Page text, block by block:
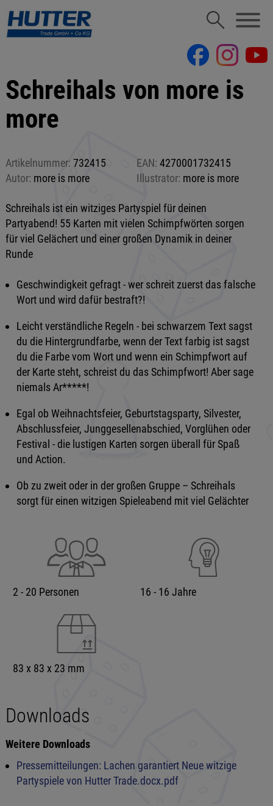
Schreihals von more is
more
Artikelnummer: 732415 EAN: 4270001732415
Autor: more is more Illustrator: more is more
Schreihals ist ein witziges Partyspiel für deinen
Partyabend! 55 Karten mit vielen Schimpfwörten sorgen
für viel Gelächert und einer großen Dynamik in deiner
Runde
Geschwindigkeit gefragt - wer schreit zuerst das falsche
Wort und wird dafür bestraft?!
Leicht verständliche Regeln - bei schwarzem Text sagst
du die Hintergrundfarbe, wenn der Text farbig ist sagst
du die Farbe vom Wort und wenn ein Schimpfwort auf
der Karte steht, schreist du das Schimpfwort! Aber sage
niemals Ar*****!
Egal ob Weihnachtsfeier, Geburtstagsparty, Silvester,
Abschlussfeier, Junggesellenabschied, Vorglühen oder
Festival - die lustigen Karten sorgen überall für Spaß
und Action.
Ob zu zweit oder in der großen Gruppe – Schreihals
sorgt für einen witzigen Spieleabend mit viel Gelächter
2 - 20 Personen 16 - 16 Jahre
83 x 83 x 23 mm
Downloads
Weitere Downloads
Pressemitteilungen: Lachen garantiert Neue witzige
Partyspiele von Hutter Trade.docx.pdf